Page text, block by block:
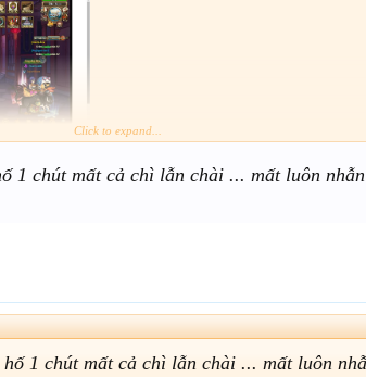
Click to expand...
1 chút mất cả chì lẫn chài ... mất luôn
hố 1 chút mất cả chì lẫn chài ... mất luôn